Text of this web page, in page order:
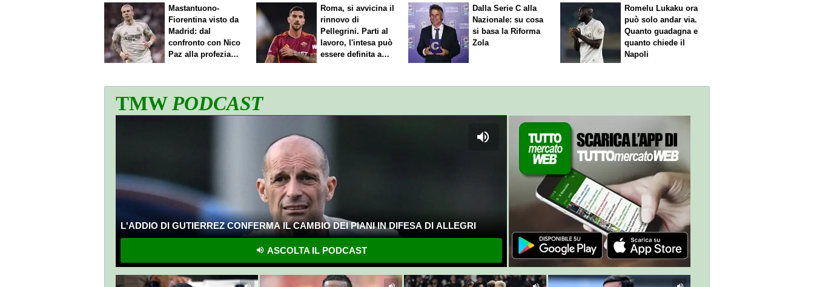
Mastantuono-
Fiorentina visto da
Madrid: dal
confronto con Nico
Paz alla profezia
Roma, si avvicina il
rinnovo di
Pellegrini. Parti al
lavoro, l'intesa può
essere definita a
Dalla Serie C alla
Nazionale: su cosa
si basa la Riforma
Zola
Romelu Lukaku ora
può solo andar via.
Quanto guadagna e
quanto chiede il
Napoli
TMWPODCAST
L'ADDIO DI GUTIERREZ CONFERMA IL CAMBIO DEI PIANI IN DIFESA DI ALLEGRI
ASCOLTA IL PODCAST